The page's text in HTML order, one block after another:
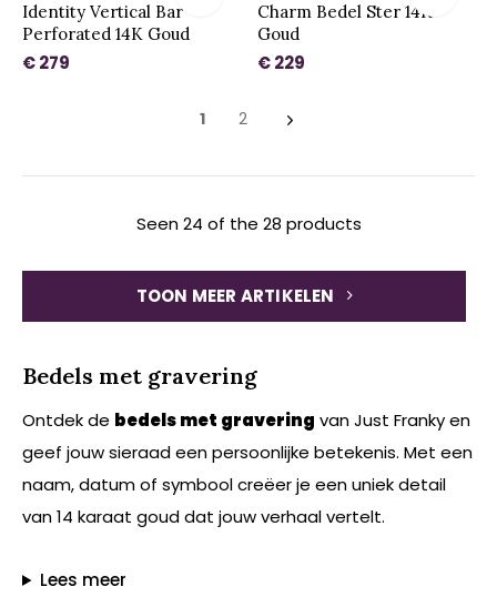
Identity Vertical Bar
Perforated 14K Goud
€ 279
Charm Bedel Ster 14K
Goud
€ 229
1 2
Seen 24 of the 28 products
TOON MEER ARTIKELEN
Bedels met gravering
Ontdek de bedels met gravering van Just Franky en
geef jouw sieraad een persoonlijke betekenis. Met een
naam, datum of symbool creëer je een uniek detail
van 14 karaat goud dat jouw verhaal vertelt.
Lees meer